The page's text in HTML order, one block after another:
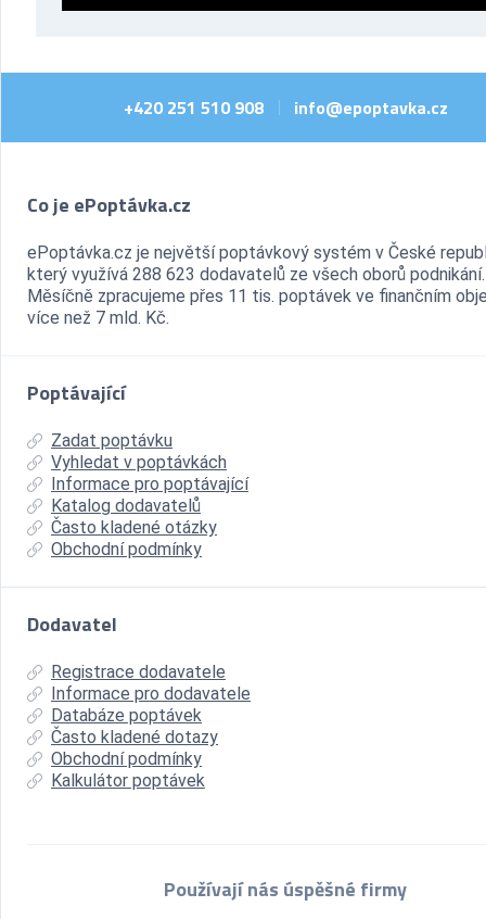
+420 251 510 908 info@epoptavka.cz
Co je ePoptávka.cz
ePoptávka.cz je největší poptávkový systém v České
který využívá 288 623 dodavatelů ze všech oborů podnikání.
Měsíčně zpracujeme přes 11 tis. poptávek ve finančním
více než 7 mld. Kč.
Poptávající
Zadat poptávku
Vyhledat v poptávkách
Informace pro poptávající
Katalog dodavatelů
Často kladené otázky
Obchodní podmínky
Dodavatel
Registrace dodavatele
Informace pro dodavatele
Databáze poptávek
Často kladené dotazy
Obchodní podmínky
Kalkulátor poptávek
Používají nás úspěšné firmy